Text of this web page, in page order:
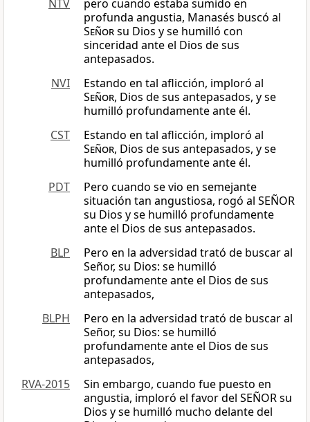
NTV
pero cuando estaba sumido en
profunda angustia, Manasés buscó al
Señorsu Dios y se humilló con
sinceridad ante el Dios de sus
antepasados.
NVI
Estando en tal aflicción, imploró al
Señor, Dios de sus antepasados, y se
humilló profundamente ante él.
CST
Estando en tal aflicción, imploró al
Señor, Dios de sus antepasados, y se
humilló profundamente ante él.
PDT
Pero cuando se vio en semejante
situación tan angustiosa, rogó al SEÑOR
su Dios y se humilló profundamente
ante el Dios de sus antepasados.
BLP
Pero en la adversidad trató de buscar al
Señor, su Dios: se humilló
profundamente ante el Dios de sus
antepasados,
BLPH
Pero en la adversidad trató de buscar al
Señor, su Dios: se humilló
profundamente ante el Dios de sus
antepasados,
RVA-2015
Sin embargo, cuando fue puesto en
angustia, imploró el favor del SEÑOR su
Dios y se humilló mucho delante del